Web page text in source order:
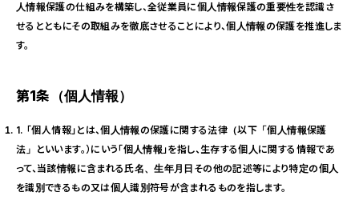
人情報保護の仕組みを構築し、全従業員に個人情報保護の重要性を認識さ
せるとともにその取組みを徹底させることにより、個人情報の保護を推進しま
す。
第1条（個人情報）
1. 「個人情報」とは、個人情報の保護に関する法律（以下「個人情報保護
法」といいます。）にいう「個人情報」を指し、生存する個人に関する情報であ
って、当該情報に含まれる氏名、生年月日その他の記述等により特定の個人
を識別できるもの又は個人識別符号が含まれるものを指します。